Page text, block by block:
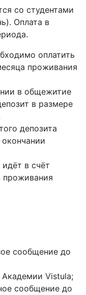
со студентами
Оплата в
оплатить
проживания
в общежитие
в размере
депозита
в счёт
проживания
сообщение до
Vistula;
сообщение до